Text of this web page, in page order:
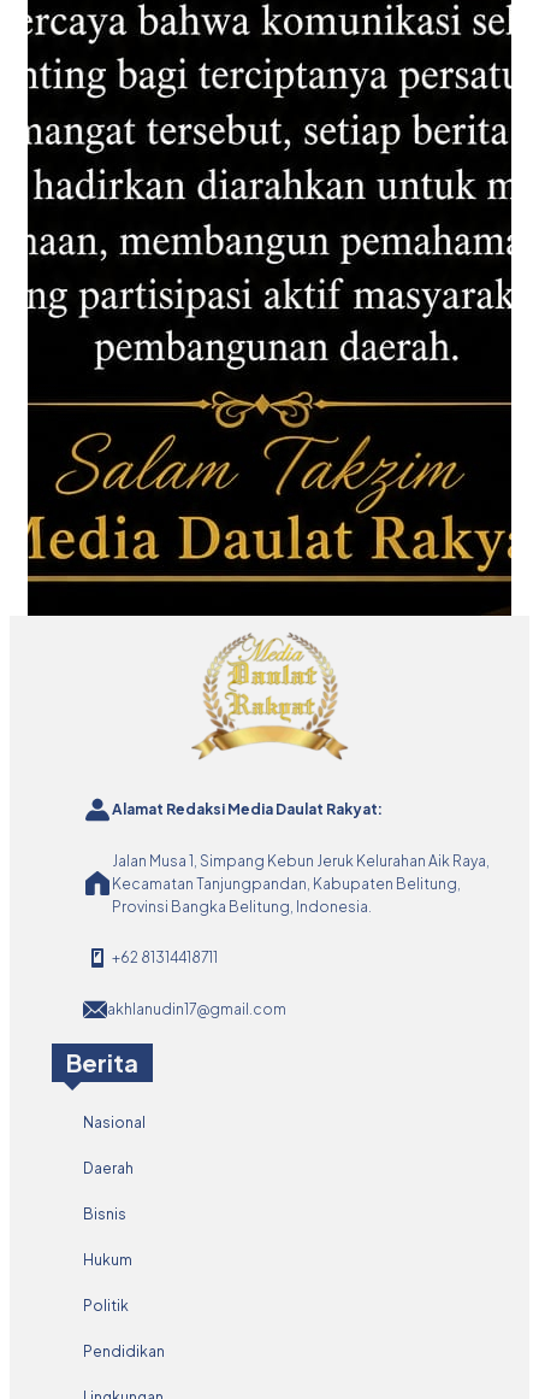
Alamat Redaksi Media Daulat Rakyat:
Jalan Musa 1, Simpang Kebun Jeruk Kelurahan Aik Raya,
Kecamatan Tanjungpandan, Kabupaten Belitung,
Provinsi Bangka Belitung, Indonesia.
+62 81314418711
akhlanudin17@gmail.com
Berita
Nasional
Daerah
Bisnis
Hukum
Politik
Pendidikan